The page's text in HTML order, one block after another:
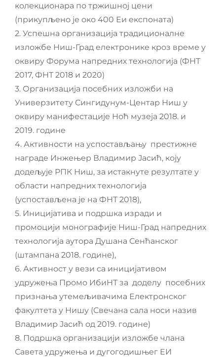
колекционара по тржишној цени
(прикупљено је око 400 Еи експоната)
2. Успешна организација традиционалне
изложбе Ниш-Град електронике кроз време у
оквиру Форума напредних технологија (ФНТ
2017, ФНТ 2018 и 2020)
3. Организација посебних изложби на
Универзитету Сингидунум-Центар Ниш у
оквиру манифестације Ноћ музеја 2018. и
2019. године
4. Активности на успостављању престижне
награде Инжењер Владимир Јасић, коју
додељује РПК Ниш, за истакнуте резултате у
области напредних технологија
(успостављена је на ФНТ 2018),
5. Иницијатива и подршка изради и
промоцији монографије Ниш-Град напредних
технологија аутора Душана Сенћанског
(штампана 2018. године),
6. Активност у вези са иницијативом
удружења Промо ИбиНТ за доделу посебних
признања утемељивачима Електронског
факултета у Нишу (Свечана сала носи назив
Владимир Јасић од 2019. године)
8. Подршка организацији изложбе члана
Савета удружења и дугогодишњег ЕИ